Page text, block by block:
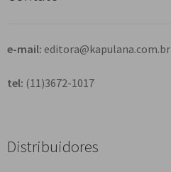
e-mail: editora@kapulana.com.br
tel: (11)3672-1017
Distribuidores